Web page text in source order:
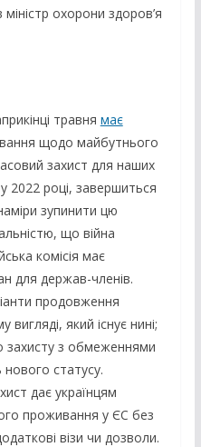
охорони здоров’я
травня має
щодо майбутнього
захист для наших
2022 році, завершиться
зупинити цю
що війна
комісія має
для держав-членів.
продовження
який існує нині;
з обмеженнями
статусу.
дає українцям
проживання у ЄС без
візи чи дозволи.